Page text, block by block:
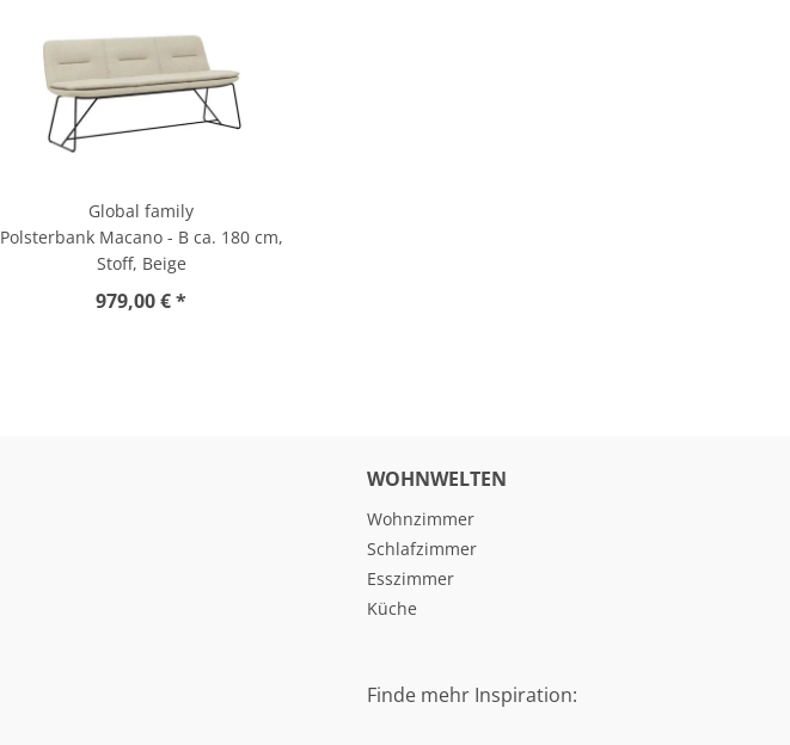
Global family
Polsterbank Macano - B ca. 180 cm,
Stoff, Beige
979,00 € *
WOHNWELTEN
Wohnzimmer
Schlafzimmer
Esszimmer
Küche
Finde mehr Inspiration: